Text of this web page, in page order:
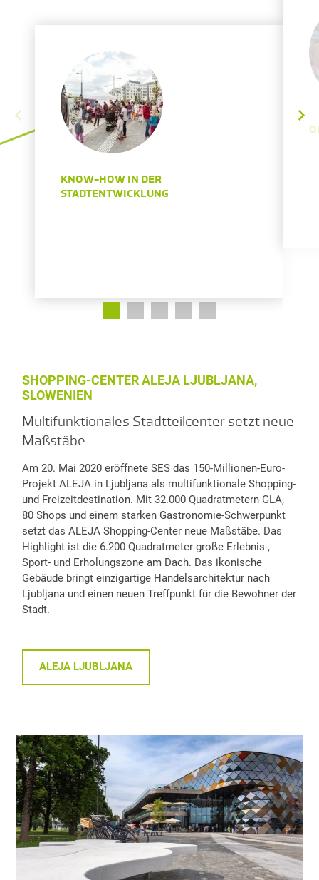
KNOW-HOW IN DER
STADTENTWICKLUNG
SHOPPING-CENTER ALEJA LJUBLJANA,
SLOWENIEN
Multifunktionales Stadtteilcenter setzt neue
Maßstäbe
Am 20. Mai 2020 eröffnete SES das 150-Millionen-Euro-
Projekt ALEJA in Ljubljana als multifunktionale Shopping-
und Freizeitdestination. Mit 32.000 Quadratmetern GLA,
80 Shops und einem starken Gastronomie-Schwerpunkt
setzt das ALEJA Shopping-Center neue Maßstäbe. Das
Highlight ist die 6.200 Quadratmeter große Erlebnis-,
Sport- und Erholungszone am Dach. Das ikonische
Gebäude bringt einzigartige Handelsarchitektur nach
Ljubljana und einen neuen Treffpunkt für die Bewohner der
Stadt.
ALEJA LJUBLJANA